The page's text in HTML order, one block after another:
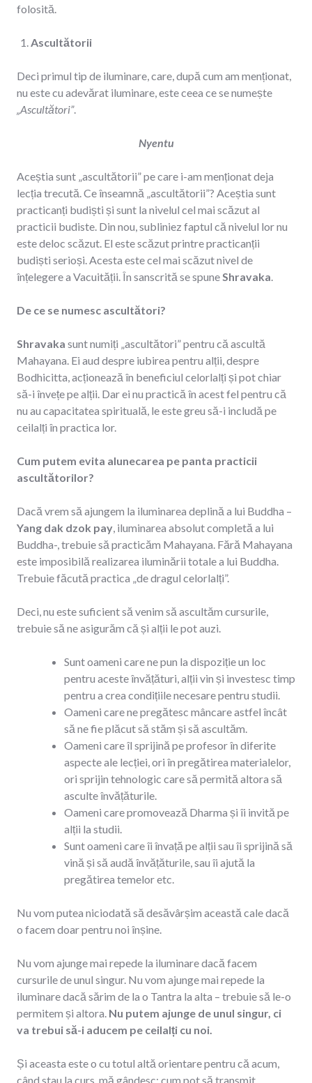
folosită.
Ascultătorii
Deci primul tip de iluminare, care, după cum am menționat,
nu este cu adevărat iluminare, este ceea ce se numește
„Ascultători”.
Nyentu
Aceștia sunt „ascultătorii” pe care i-am menționat deja
lecția trecută. Ce înseamnă „ascultătorii”? Aceștia sunt
practicanți budiști și sunt la nivelul cel mai scăzut al
practicii budiste. Din nou, subliniez faptul că nivelul lor nu
este deloc scăzut. El este scăzut printre practicanții
budiști serioși. Acesta este cel mai scăzut nivel de
înțelegere a Vacuității. În sanscrită se spuneShravaka.
De ce se numesc ascultători?
Shravaka sunt numiți „ascultători” pentru că ascultă
Mahayana. Ei aud despre iubirea pentru alții, despre
Bodhicitta, acționează în beneficiul celorlalți și pot chiar
să-i învețe pe alții. Dar ei nu practică în acest fel pentru că
nu au capacitatea spirituală, le este greu să-i includă pe
ceilalți în practica lor.
Cum putem evita alunecarea pe panta practicii
ascultătorilor?
Dacă vrem să ajungem la iluminarea deplină a lui Buddha –
Yang dak dzok pay, iluminarea absolut completă a lui
Buddha-, trebuie să practicăm Mahayana. Fără Mahayana
este imposibilă realizarea iluminării totale a lui Buddha.
Trebuie făcută practica „de dragul celorlalți”.
Deci, nu este suficient să venim să ascultăm cursurile,
trebuie să ne asigurăm că și alții le pot auzi.
Sunt oameni care ne pun la dispoziție un loc
pentru aceste învățături, alții vin și investesc timp
pentru a crea condițiile necesare pentru studii.
Oameni care ne pregătesc mâncare astfel încât
să ne fie plăcut să stăm și să ascultăm.
Oameni care îl sprijină pe profesor în diferite
aspecte ale lecției, ori în pregătirea materialelor,
ori sprijin tehnologic care să permită altora să
asculte învățăturile.
Oameni care promovează Dharma și îi invită pe
alții la studii.
Sunt oameni care îi învață pe alții sau îi sprijină să
vină și să audă învățăturile, sau îi ajută la
pregătirea temelor etc.
Nu vom putea niciodată să desăvârșim această cale dacă
o facem doar pentru noi înșine.
Nu vom ajunge mai repede la iluminare dacă facem
cursurile de unul singur. Nu vom ajunge mai repede la
iluminare dacă sărim de la o Tantra la alta – trebuie să le-o
permitem și altora. Nu putem ajunge de unul singur, ci
va trebui să-i aducem pe ceilalți cu noi.
Și aceasta este o cu totul altă orientare pentru că acum,
când stau la curs, mă gândesc: cum pot să transmit